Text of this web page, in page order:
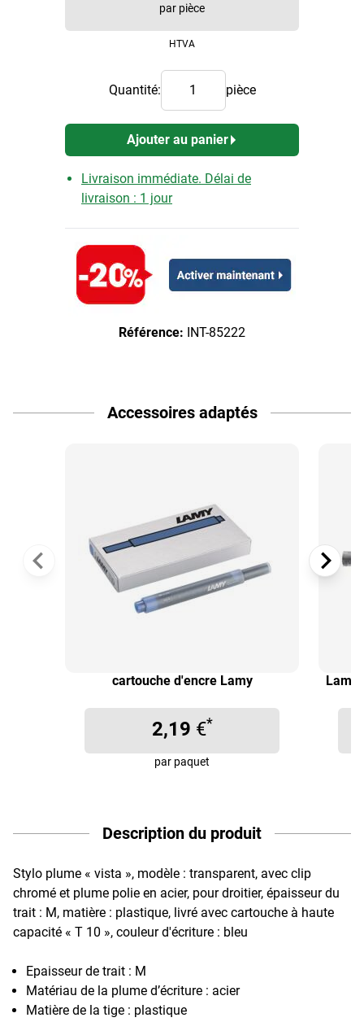
par pièce
HTVA
Quantité: pièce
Ajouter au panier
Livraison immédiate. Délai de
livraison : 1 jour
Référence: INT-85222
Accessoires adaptés
cartouche d'encre Lamy
2,19 €*
par paquet
Lamy
Description du produit
Stylo plume « vista », modèle : transparent, avec clip
chromé et plume polie en acier, pour droitier, épaisseur du
trait : M, matière : plastique, livré avec cartouche à haute
capacité « T 10 », couleur d'écriture : bleu
Epaisseur de trait : M
Matériau de la plume d’écriture : acier
Matière de la tige : plastique